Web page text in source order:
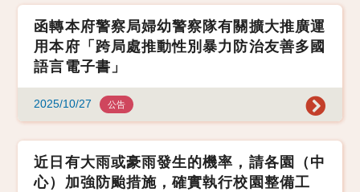
函轉本府警察局婦幼警察隊有關擴大推廣運
用本府「跨局處推動性別暴力防治友善多國
語言電子書」
2025/10/27 公告
近日有大雨或豪雨發生的機率，請各園（中
心）加強防颱措施，確實執行校園整備工